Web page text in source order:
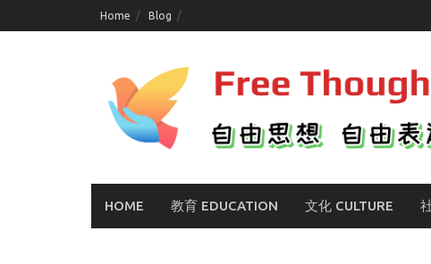
to
Home Blog
HOME 教育 EDUCATION 文化 CULTURE